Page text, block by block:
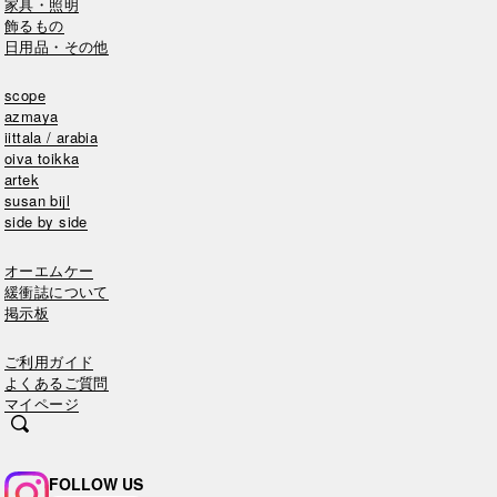
飾るもの
日用品・その他
scope
azmaya
iittala / arabia
oiva toikka
artek
susan bijl
side by side
オーエムケー
緩衝誌について
掲示板
ご利用ガイド
よくあるご質問
マイページ
FOLLOW US